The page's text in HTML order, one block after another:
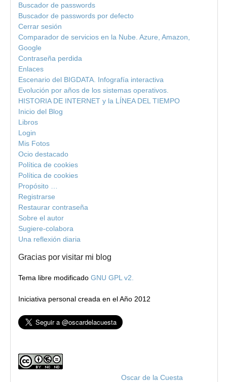
Buscador de passwords
Buscador de passwords por defecto
Cerrar sesión
Comparador de servicios en la Nube. Azure, Amazon,
Google
Contraseña perdida
Enlaces
Escenario del BIGDATA. Infografía interactiva
Evolución por años de los sistemas operativos.
HISTORIA DE INTERNET y la LÍNEA DEL TIEMPO
Inicio del Blog
Libros
Login
Mis Fotos
Ocio destacado
Política de cookies
Política de cookies
Propósito …
Registrarse
Restaurar contraseña
Sobre el autor
Sugiere-colabora
Una reflexión diaria
Gracias por visitar mi blog
Tema libre modificado GNU GPL v2.
Iniciativa personal creada en el Año 2012
Oscar de la Cuesta